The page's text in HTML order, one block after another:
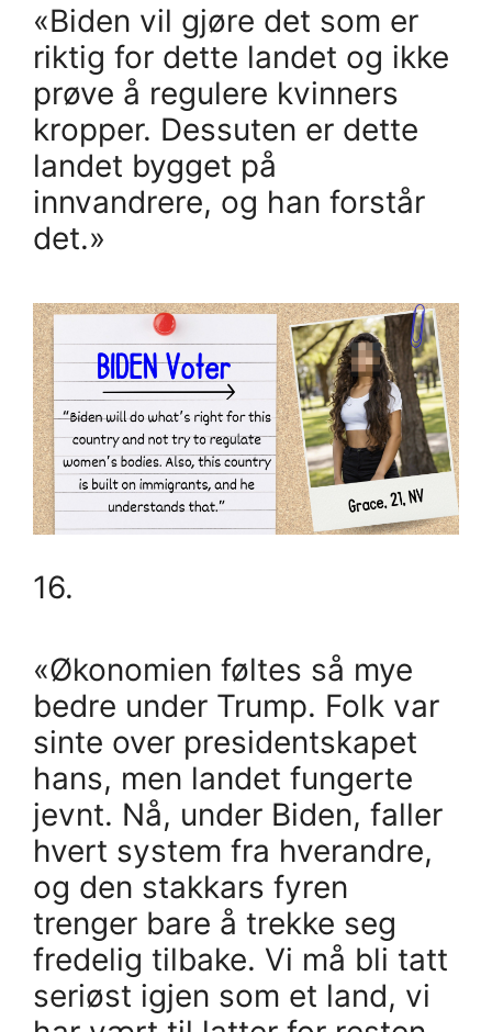
«Biden vil gjøre det som er
riktig for dette landet og ikke
prøve å regulere kvinners
kropper. Dessuten er dette
landet bygget på
innvandrere, og han forstår
det.»
16.
«Økonomien føltes så mye
bedre under Trump. Folk var
sinte over presidentskapet
hans, men landet fungerte
jevnt. Nå, under Biden, faller
hvert system fra hverandre,
og den stakkars fyren
trenger bare å trekke seg
fredelig tilbake. Vi må bli tatt
seriøst igjen som et land, vi